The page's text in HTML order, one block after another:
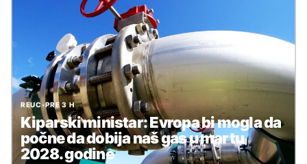
REUC•PRE 3 H
Kiparski ministar: Evropa bi mogla da
počne da dobija naš gas u martu
2028. godine